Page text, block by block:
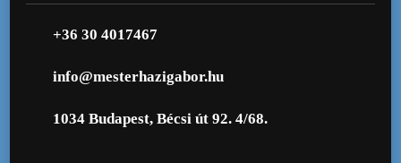
+36 30 4017467
info@mesterhazigabor.hu
1034 Budapest, Bécsi út 92. 4/68.